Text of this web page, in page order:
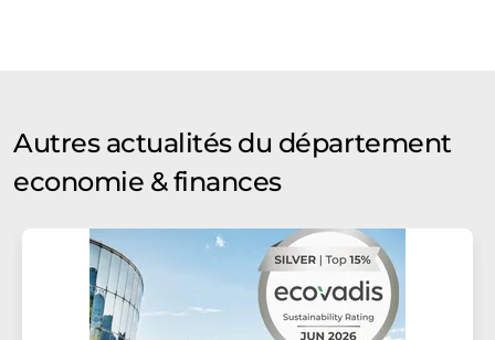
Autres actualités du département
economie & finances